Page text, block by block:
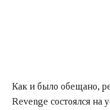
Как и было обещано,
Revenge состоялся на